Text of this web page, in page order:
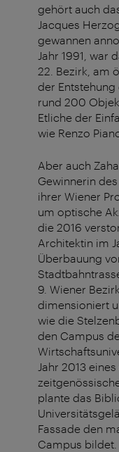
gehört auch
Jacques
gewannen
Jahr 1991, war
22. Bezirk, am
der
rund 200
Etliche der
wie Renzo
Aber auch
Gewinnerin
ihrer Wiener
um optische
die 2016
Architektin im
Überbauung
9. Wiener
dimensioniert
wie die
den Campus
Jahr 2013
plante das
Fassade den
Campus bildet.